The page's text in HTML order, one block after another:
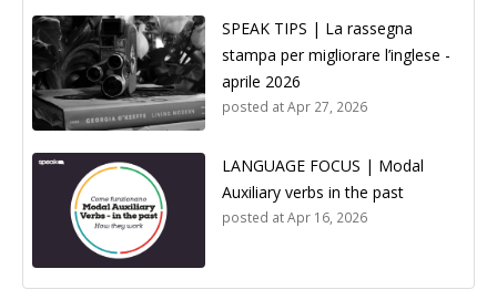
SPEAK TIPS | La rassegna
stampa per migliorare l’inglese -
aprile 2026
posted atApr 27, 2026
LANGUAGE FOCUS | Modal
Auxiliary verbs in the past
posted atApr 16, 2026